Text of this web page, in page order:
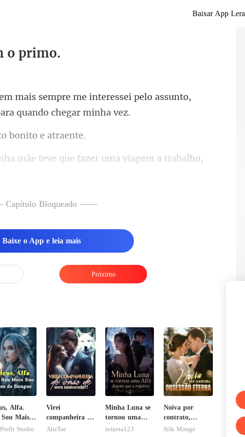
Baixar App Lera
o primo.
re me interessei pelo assunto,
bo
iagem a trabalho,
Bloqueado ——
Baixe o App e leia mais
Próximo
Alfa.
Sou Mais
de
Studio
Virei
companheira do
irmão de meu
AlisTae
Minha Luna se
tornou uma
Alfa depois que
infanta123
Noiva por
contrato,
obsessão eterna
Silk Mirage